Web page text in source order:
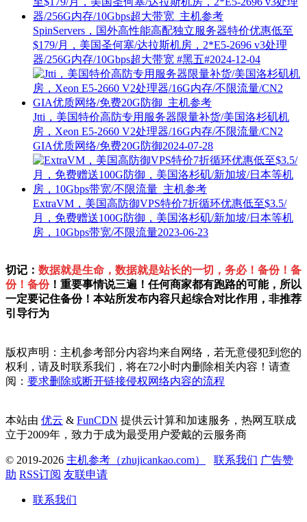
SpinServers，国外高性能高配独立服务器特价优惠低至
$179/月，美国圣何塞/达拉斯机房，2*E5-2696 v3处理
器/256G内存/10Gbps超大带宽 #黑五#2024-12-04
Jtti，美国特价高防专用服务器限量补货/美国洛杉矶机
房，Xeon E5-2660 V2处理器/16G内存/不限流量/CN2
GIA优质网络/免费20G防御2024-07-28
ExtraVM，美国高防御VPS特价7折循环优惠低至$3.5/
月，免费赠送100G防御，美国洛杉矶/新加坡/日本等机
房，10Gbps带宽/不限流量2023-06-23
切记： 数据就是生命，数据就是站长的一切，务必！备份！备
份！备份！重要事情说三遍！任何商家都有跑路的可能，所以
一定要记住备份！本站所发布内容只起综合对比作用，非推荐
引导行为
版权声明：主机参考部分内容均来自网络，若无意侵犯到您的
权利，请及时联系我们，将在72小时内删除相关内容！请查
阅： 要求删除或断开链接侵权网络内容的流程
本站由 优云 & FunCDN 提供云计算和加速服务，热网互联成
立于2009年，致力于成为最受用户爱戴的云服务商
© 2019-2026 主机参考（zhujicankao.com） 联系我们 广告赞
助 RSS订阅 友联申请
联系我们